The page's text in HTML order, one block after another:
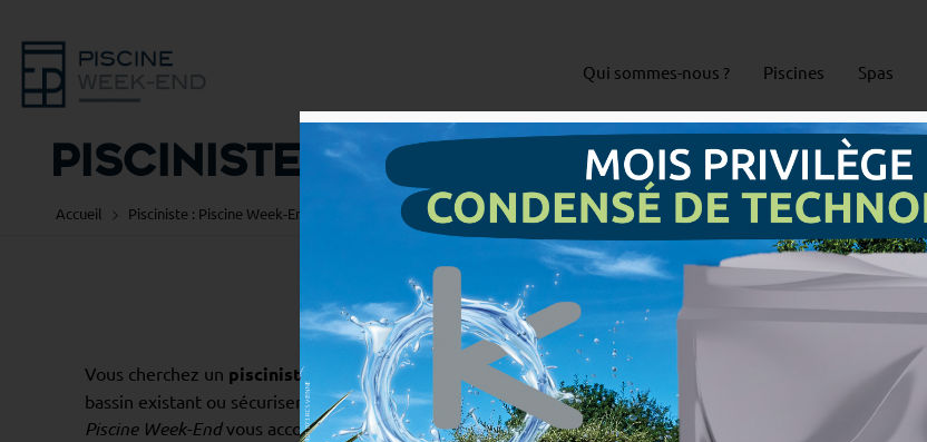
Qui sommes-nous ? Piscines Spas
Pisciniste Lyon
Accueil Pisciniste : Piscine Week-End,... Pisciniste Lyon
Vous cherchez un pisciniste à Lyonpour construire une piscine, rénover un
bassin existant ou sécuriser voire optimiser vos équipements ?
Piscine Week-Endvous accompagne avec une approche claire :cadrer le